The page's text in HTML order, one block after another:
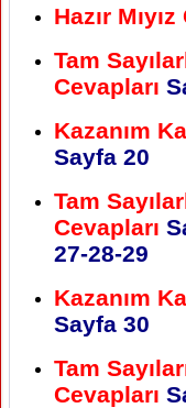
Hazır
Tam
Cevapları
Kazanım
Sayfa 20
Tam
Cevapları
27-28-29
Kazanım
Sayfa 30
Tam
Cevapları